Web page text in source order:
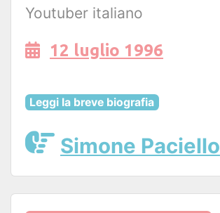
Youtuber italiano
12 luglio 1996
Leggi la breve biografia
Simone Paciello